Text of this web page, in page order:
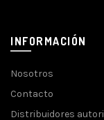
INFORMACIÓN
Nosotros
Contacto
Distribuidores